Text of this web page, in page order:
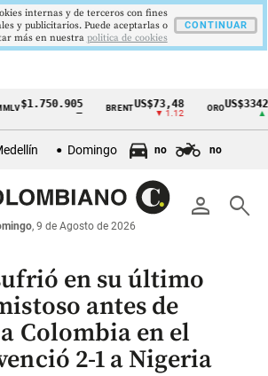
$1.750.905 BRENTUS$73,48
▼ 1.12
US$3342,60
▲ 8.20
Domingo no no
person search
, 9 de Agosto de 2026
en su último
antes de
Colombia en el
2-1 a Nigeria
internas y de terceros con fines
y publicitarios. Puede aceptarlas o
más en nuestra politica de cookies
CONTINUAR